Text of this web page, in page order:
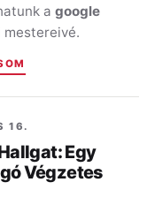
a google
mestereivé.
16.
Egy
Végzetes